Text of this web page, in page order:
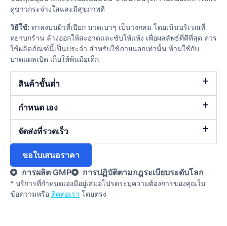
ดูขาวกระจ่างใสและมีสุขภาพดี
วิธีใช้: ทาลงบนผิวที่เปียก นวดเบาๆ เป็นวงกลม โดยเน้นบริเวณที่
หยาบกร้าน ล้างออกให้สะอาดและซับให้แห้ง เพื่อผลลัพธ์ที่ดีที่สุด ควร
ใช้ผลิตภัณฑ์นี้เป็นประจำ สำหรับใช้ภายนอกเท่านั้น ห้ามใช้กับ
บาดแผลเปิด เก็บให้พ้นมือเด็ก
สินค้าขั้นต่ํา
กำหนด เอง
จัดส่งที่รวดเร็ว
ขอใบเสนอราคา
การผลิต GMP
การปฏิบัติตามกฎระเบียบระดับโลก
* บริการที่กําหนดเองมีอยู่เสมอโปรดระบุความต้องการของคุณใน
ข้อความหรือ ติดต่อเรา โดยตรง